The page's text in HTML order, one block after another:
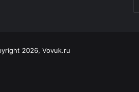
2026, Vovuk.ru